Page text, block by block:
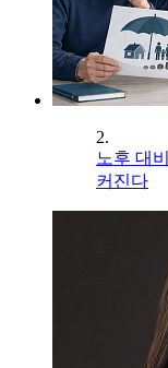
2.
노후 대
커진다